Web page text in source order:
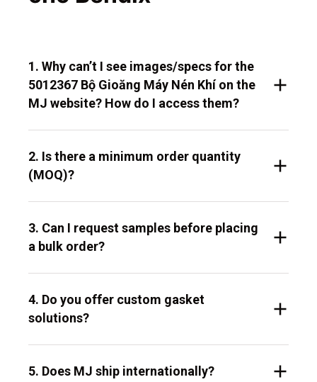
1. Why can’t I see images/specs for the
5012367 Bộ Gioăng Máy Nén Khí on the
MJ website? How do I access them?
2. Is there a minimum order quantity
(MOQ)?
3. Can I request samples before placing
a bulk order?
4. Do you offer custom gasket
solutions?
5. Does MJ ship internationally?